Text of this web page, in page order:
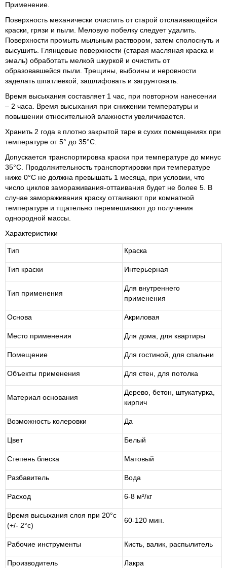
Применение.
Поверхность механически очистить от старой отслаивающейся
краски, грязи и пыли. Меловую побелку следует удалить.
Поверхности промыть мыльным раствором, затем сполоснуть и
высушить. Глянцевые поверхности (старая масляная краска и
эмаль) обработать мелкой шкуркой и очистить от
образовавшейся пыли. Трещины, выбоины и неровности
заделать шпатлевкой, зашлифовать и загрунтовать.
Время высыхания составляет 1 час, при повторном нанесении
– 2 часа. Время высыхания при снижении температуры и
повышении относительной влажности увеличивается.
Хранить 2 года в плотно закрытой таре в сухих помещениях при
температуре от 5° до 35°С.
Допускается транспортировка краски при температуре до минус
35°С. Продолжительность транспортировки при температуре
ниже 0°С не должна превышать 1 месяца, при условии, что
число циклов замораживания-оттаивания будет не более 5. В
случае замораживания краску оттаивают при комнатной
температуре и тщательно перемешивают до получения
однородной массы.
Характеристики
Тип Краска
Тип краски Интерьерная
Тип применения
Для внутреннего
применения
Основа Акриловая
Место применения Для дома, для квартиры
Помещение Для гостиной, для спальни
Объекты применения Для стен, для потолка
Материал основания
Дерево, бетон, штукатурка,
кирпич
Возможность колеровки Да
Цвет Белый
Степень блеска Матовый
Разбавитель Вода
Расход 6-8 м²/кг
Время высыхания слоя при 20°c
(+/- 2°c)
60-120 мин.
Рабочие инструменты Кисть, валик, распылитель
Производитель Лакра